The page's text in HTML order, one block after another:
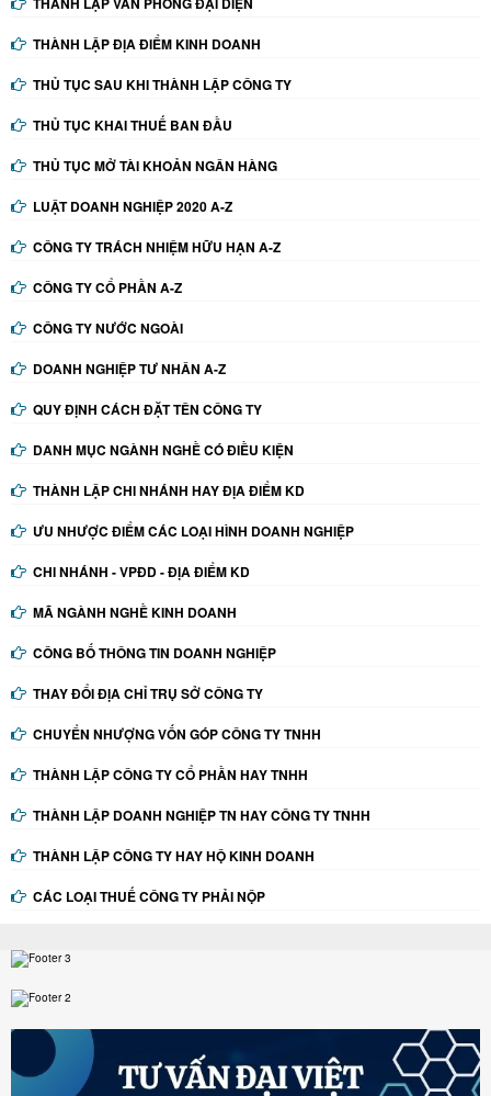
THÀNH LẬP ĐỊA ĐIỂM KINH DOANH
THỦ TỤC SAU KHI THÀNH LẬP CÔNG TY
THỦ TỤC KHAI THUẾ BAN ĐẦU
THỦ TỤC MỞ TÀI KHOẢN NGÂN HÀNG
LUẬT DOANH NGHIỆP 2020 A-Z
CÔNG TY TRÁCH NHIỆM HỮU HẠN A-Z
CÔNG TY CỔ PHẦN A-Z
CÔNG TY NƯỚC NGOÀI
DOANH NGHIỆP TƯ NHÂN A-Z
QUY ĐỊNH CÁCH ĐẶT TÊN CÔNG TY
DANH MỤC NGÀNH NGHỀ CÓ ĐIỀU KIỆN
THÀNH LẬP CHI NHÁNH HAY ĐỊA ĐIỂM KD
ƯU NHƯỢC ĐIỂM CÁC LOẠI HÌNH DOANH NGHIỆP
CHI NHÁNH - VPĐD - ĐỊA ĐIỂM KD
MÃ NGÀNH NGHỀ KINH DOANH
CÔNG BỐ THÔNG TIN DOANH NGHIỆP
THAY ĐỔI ĐỊA CHỈ TRỤ SỞ CÔNG TY
CHUYỂN NHƯỢNG VỐN GÓP CÔNG TY TNHH
THÀNH LẬP CÔNG TY CỔ PHẦN HAY TNHH
THÀNH LẬP DOANH NGHIỆP TN HAY CÔNG TY TNHH
THÀNH LẬP CÔNG TY HAY HỘ KINH DOANH
CÁC LOẠI THUẾ CÔNG TY PHẢI NỘP